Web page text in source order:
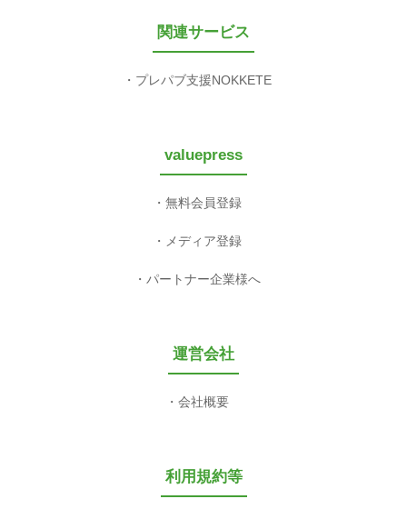
関連サービス
プレパブ支援NOKKETE
valuepress
無料会員登録
メディア登録
パートナー企業様へ
運営会社
会社概要
利用規約等